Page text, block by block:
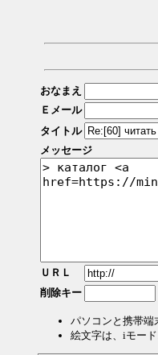
おなまえ
Ｅメール
タイトル
メッセージ
ＵＲＬ
削除キー
パソコンと携帯端
絵文字は、iモード